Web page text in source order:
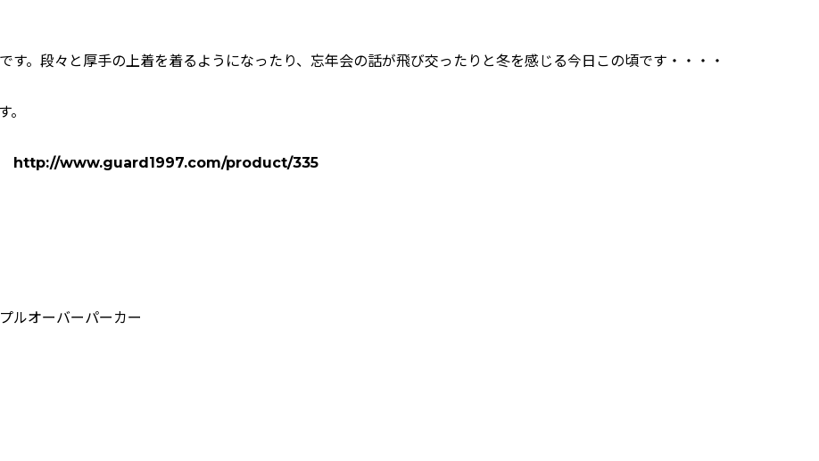
。段々と厚手の上着を着るようになったり、忘年会の話が飛び交ったりと冬を感じる今日この頃です・・・・
http://www.guard1997.com/product/335
プルオーバーパーカー